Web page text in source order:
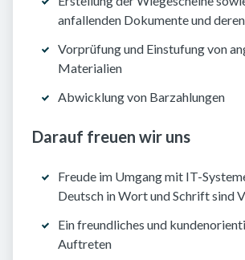
anfallenden Dokumente und
Vorprüfung und Einstufung von
Materialien
Abwicklung von Barzahlungen
Darauf freuen wir uns
Freude im Umgang mit IT-
Deutsch in Wort und Schrift sind
Ein freundliches und
Auftreten